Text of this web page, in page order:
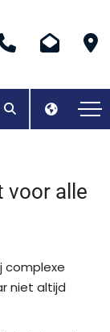
voor alle
complexe
niet altijd